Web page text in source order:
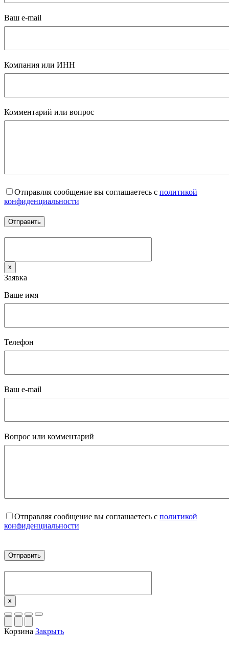
Ваш e-mail
Компания или ИНН
Комментарий или вопрос
Отправляя сообщение вы соглашаетесь с политикой
конфиденциальности
x
Заявка
Ваше имя
Телефон
Ваш e-mail
Вопрос или комментарий
Отправляя сообщение вы соглашаетесь с политикой
конфиденциальности
x
Корзина Закрыть